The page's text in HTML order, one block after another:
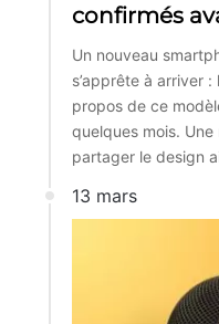
confirmés
Un nouveau
s’apprête à arriver
propos de ce
quelques mois.
partager le design
13 mars